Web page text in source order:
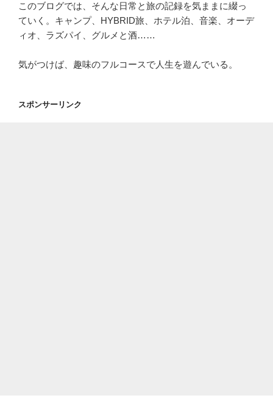
このブログでは、そんな日常と旅の記録を気ままに綴っ
ていく。キャンプ、HYBRID旅、ホテル泊、音楽、オーデ
ィオ、ラズパイ、グルメと酒……
気がつけば、趣味のフルコースで人生を遊んでいる。
スポンサーリンク